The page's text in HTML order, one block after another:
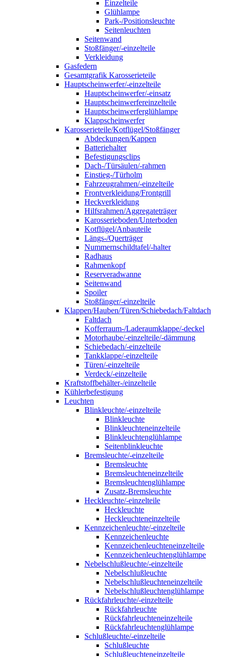
Einzelteile
Glühlampe
Park-/Positionsleuchte
Seitenleuchten
Seitenwand
Stoßfänger/-einzelteile
Verkleidung
Gasfedern
Gesamtgrafik Karosserieteile
Hauptscheinwerfer/-einzelteile
Hauptscheinwerfer/-einsatz
Hauptscheinwerfereinzelteile
Hauptscheinwerferglühlampe
Klappscheinwerfer
Karosserieteile/Kotflügel/Stoßfänger
Abdeckungen/Kappen
Batteriehalter
Befestigungsclips
Dach-/Türsäulen/-rahmen
Einstieg-/Türholm
Fahrzeugrahmen/-einzelteile
Frontverkleidung/Frontgrill
Heckverkleidung
Hilfsrahmen/Aggregateträger
Karosserieboden/Unterboden
Kotflügel/Anbauteile
Längs-/Querträger
Nummernschildtafel/-halter
Radhaus
Rahmenkopf
Reserveradwanne
Seitenwand
Spoiler
Stoßfänger/-einzelteile
Klappen/Hauben/Türen/Schiebedach/Faltdach
Faltdach
Kofferraum-/Laderaumklappe/-deckel
Motorhaube/-einzelteile/-dämmung
Schiebedach/-einzelteile
Tankklappe/-einzelteile
Türen/-einzelteile
Verdeck/-einzelteile
Kraftstoffbehälter-/einzelteile
Kühlerbefestigung
Leuchten
Blinkleuchte/-einzelteile
Blinkleuchte
Blinkleuchteneinzelteile
Blinkleuchtenglühlampe
Seitenblinkleuchte
Bremsleuchte/-einzelteile
Bremsleuchte
Bremsleuchteneinzelteile
Bremsleuchtenglühlampe
Zusatz-Bremsleuchte
Heckleuchte/-einzelteile
Heckleuchte
Heckleuchteneinzelteile
Kennzeichenleuchte/-einzelteile
Kennzeichenleuchte
Kennzeichenleuchteneinzelteile
Kennzeichenleuchtenglühlampe
Nebelschlußleuchte/-einzelteile
Nebelschlußleuchte
Nebelschlußleuchteneinzelteile
Nebelschlußleuchtenglühlampe
Rückfahrleuchte/-einzelteile
Rückfahrleuchte
Rückfahrleuchteneinzelteile
Rückfahrleuchtenglühlampe
Schlußleuchte/-einzelteile
Schlußleuchte
Schlußleuchteneinzelteile